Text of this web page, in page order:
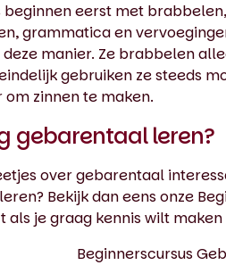
beginnen eerst met
grammatica en
manier. Ze brabbelen
gebruiken ze steeds
zinnen te maken.
gebarentaal leren?
over gebarentaal
Bekijk dan eens onze
als je graag kennis wilt
Beginnerscursus